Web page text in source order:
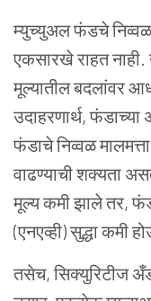
म्युच्युअल फंडचे निव्वळ
एकसारखे राहत नाही.
मूल्यातील बदलांवर
उदाहरणार्थ, फंडाच्या
फंडाचे निव्वळ
वाढण्याची शक्यता
मूल्य कमी झाले तर,
(एनएव्ही) सुद्धा कमी
तसेच, सिक्युरिटीज